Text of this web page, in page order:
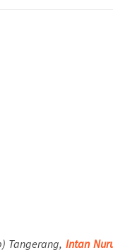
Tangerang,Intan